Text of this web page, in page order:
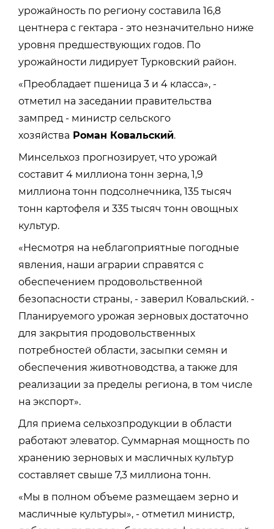
урожайность по региону составила 16,8
центнера с гектара - это незначительно ниже
уровня предшествующих годов. По
урожайности лидирует Турковский район.
«Преобладает пшеница 3 и 4 класса», -
отметил на заседании правительства
зампред - министр сельского
хозяйства Роман Ковальский.
Минсельхоз прогнозирует, что урожай
составит 4 миллиона тонн зерна, 1,9
миллиона тонн подсолнечника, 135 тысяч
тонн картофеля и 335 тысяч тонн овощных
культур.
«Несмотря на неблагоприятные погодные
явления, наши аграрии справятся с
обеспечением продовольственной
безопасности страны, - заверил Ковальский. -
Планируемого урожая зерновых достаточно
для закрытия продовольственных
потребностей области, засыпки семян и
обеспечения животноводства, а также для
реализации за пределы региона, в том числе
на экспорт».
Для приема сельхозпродукции в области
работают элеватор. Суммарная мощность по
хранению зерновых и масличных культур
составляет свыше 7,3 миллиона тонн.
«Мы в полном объеме размещаем зерно и
масличные культуры», - отметил министр,